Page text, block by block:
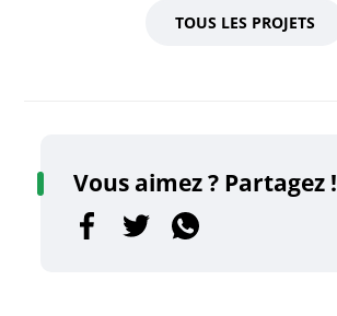
TOUS LES PROJETS
Vous aimez ? Partagez !